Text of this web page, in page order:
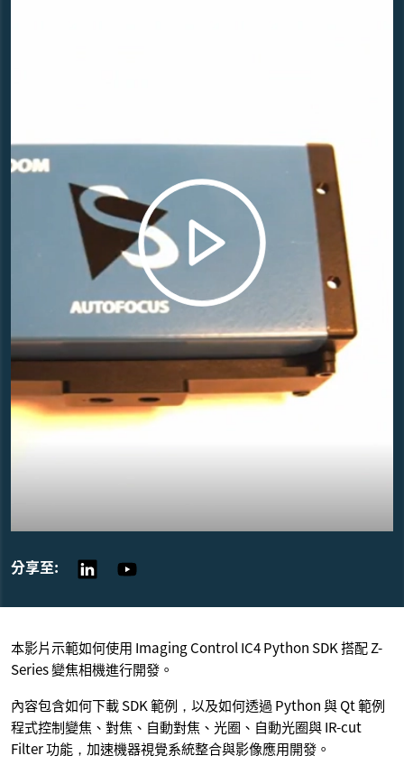
分享至:
本影片示範如何使用 Imaging Control IC4 Python SDK 搭配 Z-
Series 變焦相機進行開發。
內容包含如何下載 SDK 範例，以及如何透過 Python 與 Qt 範例
程式控制變焦、對焦、自動對焦、光圈、自動光圈與 IR-cut
Filter 功能，加速機器視覺系統整合與影像應用開發。